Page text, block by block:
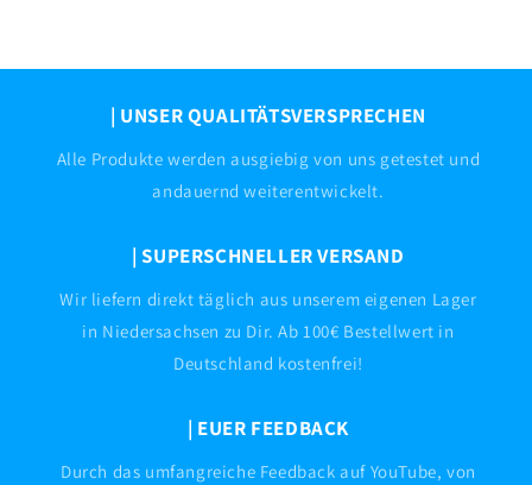
| UNSER QUALITÄTSVERSPRECHEN
Alle Produkte werden ausgiebig von uns getestet und
andauernd weiterentwickelt.
| SUPERSCHNELLER VERSAND
Wir liefern direkt täglich aus unserem eigenen Lager
in Niedersachsen zu Dir. Ab 100€ Bestellwert in
Deutschland kostenfrei!
| EUER FEEDBACK
Durch das umfangreiche Feedback auf YouTube, von